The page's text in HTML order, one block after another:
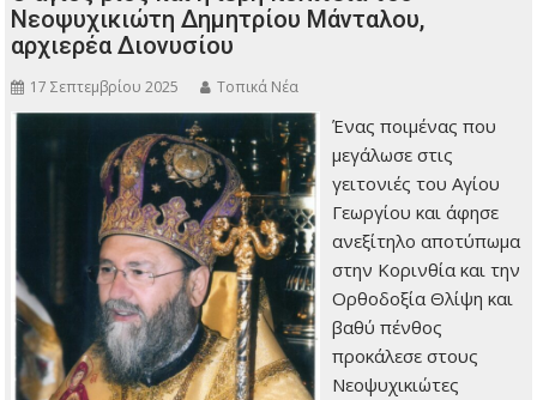
Νεοψυχικιώτη Δημητρίου Μάνταλου,
αρχιερέα Διονυσίου
17 Σεπτεμβρίου 2025 Τοπικά Νέα
Ένας ποιμένας που
μεγάλωσε στις
γειτονιές του Αγίου
Γεωργίου και άφησε
ανεξίτηλο αποτύπωμα
στην Κορινθία και την
Ορθοδοξία Θλίψη και
βαθύ πένθος
προκάλεσε στους
Νεοψυχικιώτες